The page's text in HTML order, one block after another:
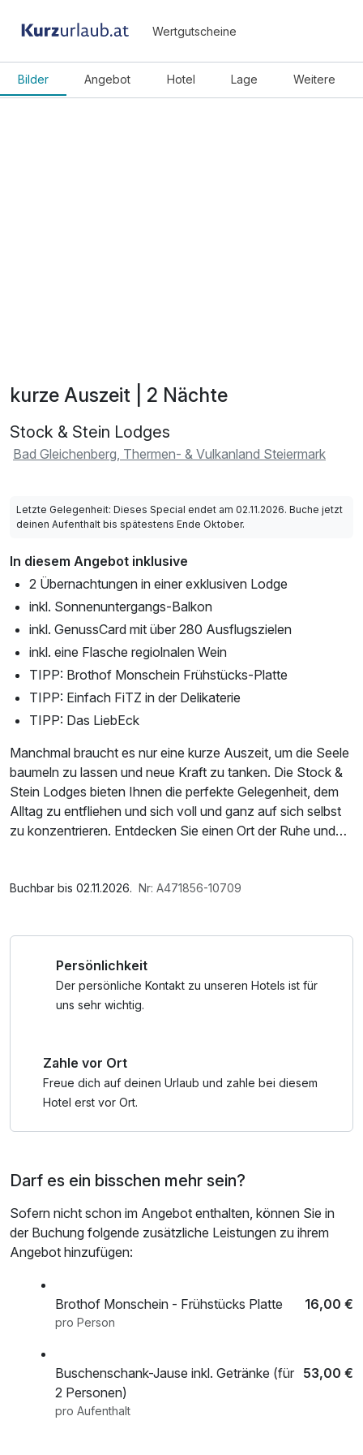
Wertgutscheine
Bilder Angebot Hotel Lage Weitere
kurze Auszeit | 2 Nächte
Stock & Stein Lodges
Bad Gleichenberg, Thermen- & Vulkanland Steiermark
Letzte Gelegenheit: Dieses Special endet am 02.11.2026. Buche jetzt
deinen Aufenthalt bis spätestens Ende Oktober.
In diesem Angebot inklusive
2 Übernachtungen in einer exklusiven Lodge
inkl. Sonnenuntergangs-Balkon
inkl. GenussCard mit über 280 Ausflugszielen
inkl. eine Flasche regiolnalen Wein
TIPP: Brothof Monschein Frühstücks-Platte
TIPP: Einfach FiTZ in der Delikaterie
TIPP: Das LiebEck
Manchmal braucht es nur eine kurze Auszeit, um die Seele
baumeln zu lassen und neue Kraft zu tanken. Die Stock &
Stein Lodges bieten Ihnen die perfekte Gelegenheit, dem
Alltag zu entfliehen und sich voll und ganz auf sich selbst
zu konzentrieren. Entdecken Sie einen Ort der Ruhe und
Momente voller Entspannung, Harmonie und innerem
° 45 m² Wohnfläche
° 14 m² Balkon mit Weitblick und traumhaften
Lese-/Kuschelei
° Wald-Regendusche
° Doppelbett (1,80 x 2 m) mit komfortabler, für Allergiker
Ceranfelder), Kühlschrank, Gefrierfach, Geschirrspüler,
Eierkocher, Geschirr, Geschirrtücher
° Wohnbereich mit ausziehbarem Sofa, Lesesessel,
Esstisch
° Rahmenlose Fenster mit Insektenschutz und
Außenjalousien
° Klimaanlage
° Bodenheizung
Parkplatz, W-LAN Nutzung / Internetnutzung,
Buchbar bis 02.11.2026. Nr: A471856-10709
Persönlichkeit
Der persönliche Kontakt zu unseren Hotels ist für
uns sehr wichtig.
Zahle vor Ort
Freue dich auf deinen Urlaub und zahle bei diesem
Hotel erst vor Ort.
Darf es ein bisschen mehr sein?
Sofern nicht schon im Angebot enthalten, können Sie in
der Buchung folgende zusätzliche Leistungen zu ihrem
Angebot hinzufügen:
Brothof Monschein - Frühstücks Platte 16,00 €
pro Person
Buschenschank-Jause inkl. Getränke (für
2 Personen)
53,00 €
pro Aufenthalt